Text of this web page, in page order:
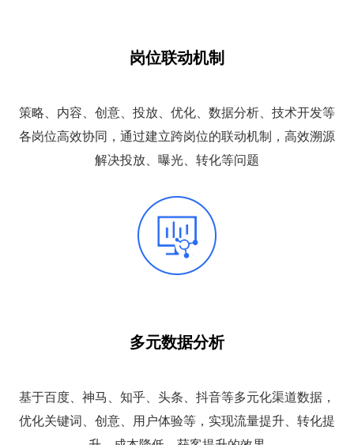
岗位联动机制
策略、内容、创意、投放、优化、数据分析、技术开发等
各岗位高效协同，通过建立跨岗位的联动机制，高效溯源
解决投放、曝光、转化等问题
多元数据分析
基于百度、神马、知乎、头条、抖音等多元化渠道数据，
优化关键词、创意、用户体验等，实现流量提升、转化提